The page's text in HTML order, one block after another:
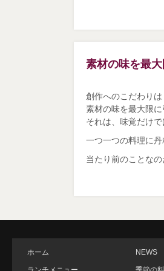
素材の味を最
創作へのこだわりは
素材の味を最大限に
それは、味覚だけ
一つ一つの料理に
当たり前のことな
ホーム NEWS